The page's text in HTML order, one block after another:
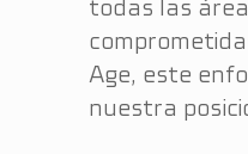
todas las
Age, este
nuestra